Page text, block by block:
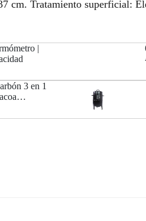
cm. Tratamiento superficial:
|
3 en 1